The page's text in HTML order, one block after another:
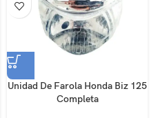
Unidad De Farola Honda Biz 125
Completa